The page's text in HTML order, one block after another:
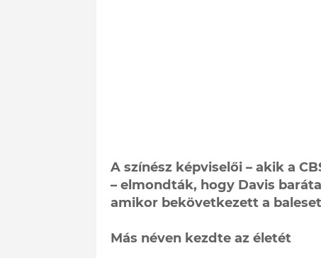
A színész képviselői – akik a
– elmondták, hogy Davis
amikor bekövetkezett a
Más néven kezdte az életét